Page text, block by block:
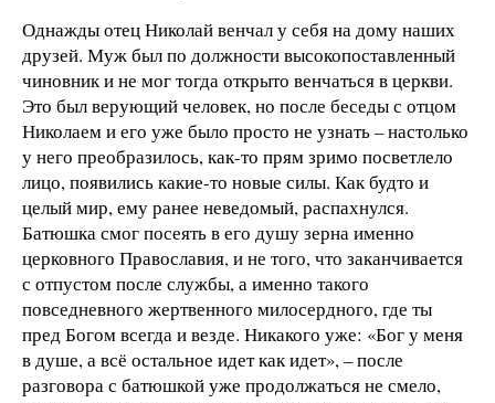
Однажды отец Николай венчал у себя на дому наших
друзей. Муж был по должности высокопоставленный
чиновник и не мог тогда открыто венчаться в церкви.
Это был верующий человек, но после беседы с отцом
Николаем и его уже было просто не узнать – настолько
у него преобразилось, как-то прям зримо посветлело
лицо, появились какие-то новые силы. Как будто и
целый мир, ему ранее неведомый, распахнулся.
Батюшка смог посеять в его душу зерна именно
церковного Православия, и не того, что заканчивается
с отпустом после службы, а именно такого
повседневного жертвенного милосердного, где ты
пред Богом всегда и везде. Никакого уже: «Бог у меня
в душе, а всё остальное идет как идет», – после
разговора с батюшкой уже продолжаться не смело,